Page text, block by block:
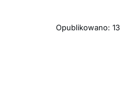
Opublikowano: